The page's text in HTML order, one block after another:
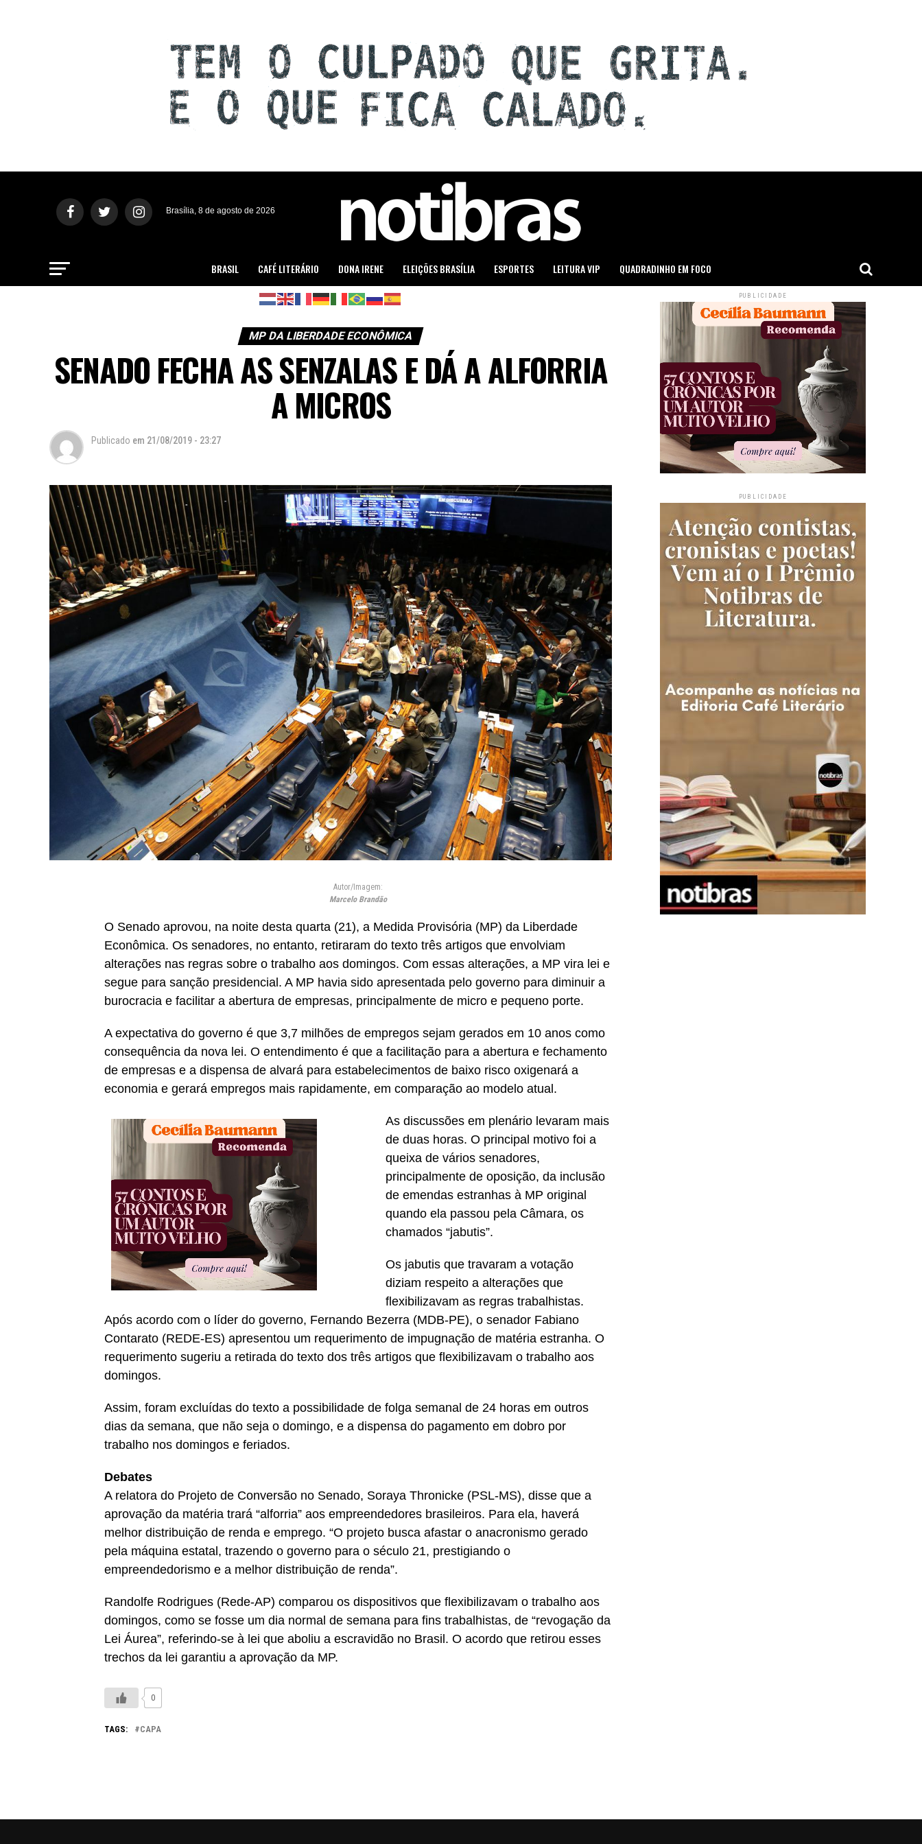
Brasília, 8 de agosto de 2026
BRASIL CAFÉ LITERÁRIO DONA IRENE ELEIÇÕES BRASÍLIA ESPORTES LEITURA VIP QUADRADINHO EM FOCO
MP DA LIBERDADE ECONÔMICA
SENADO FECHA AS SENZALAS E DÁ A ALFORRIA
A MICROS
Publicado em 21/08/2019 - 23:27
Autor/Imagem:
Marcelo Brandão
O Senado aprovou, na noite desta quarta (21), a Medida Provisória (MP) da Liberdade
Econômica. Os senadores, no entanto, retiraram do texto três artigos que envolviam
alterações nas regras sobre o trabalho aos domingos. Com essas alterações, a MP vira lei e
segue para sanção presidencial. A MP havia sido apresentada pelo governo para diminuir a
burocracia e facilitar a abertura de empresas, principalmente de micro e pequeno porte.
A expectativa do governo é que 3,7 milhões de empregos sejam gerados em 10 anos como
consequência da nova lei. O entendimento é que a facilitação para a abertura e fechamento
de empresas e a dispensa de alvará para estabelecimentos de baixo risco oxigenará a
economia e gerará empregos mais rapidamente, em comparação ao modelo atual.
As discussões em plenário levaram mais
de duas horas. O principal motivo foi a
queixa de vários senadores,
principalmente de oposição, da inclusão
de emendas estranhas à MP original
quando ela passou pela Câmara, os
chamados “jabutis”.
Os jabutis que travaram a votação
diziam respeito a alterações que
flexibilizavam as regras trabalhistas.
Após acordo com o líder do governo, Fernando Bezerra (MDB-PE), o senador Fabiano
Contarato (REDE-ES) apresentou um requerimento de impugnação de matéria estranha. O
requerimento sugeriu a retirada do texto dos três artigos que flexibilizavam o trabalho aos
domingos.
Assim, foram excluídas do texto a possibilidade de folga semanal de 24 horas em outros
dias da semana, que não seja o domingo, e a dispensa do pagamento em dobro por
trabalho nos domingos e feriados.
Debates
A relatora do Projeto de Conversão no Senado, Soraya Thronicke (PSL-MS), disse que a
aprovação da matéria trará “alforria” aos empreendedores brasileiros. Para ela, haverá
melhor distribuição de renda e emprego. “O projeto busca afastar o anacronismo gerado
pela máquina estatal, trazendo o governo para o século 21, prestigiando o
empreendedorismo e a melhor distribuição de renda”.
Randolfe Rodrigues (Rede-AP) comparou os dispositivos que flexibilizavam o trabalho aos
domingos, como se fosse um dia normal de semana para fins trabalhistas, de “revogação da
Lei Áurea”, referindo-se à lei que aboliu a escravidão no Brasil. O acordo que retirou esses
trechos da lei garantiu a aprovação da MP.
0
TAGS: CAPA
PUBLICIDADE
PUBLICIDADE